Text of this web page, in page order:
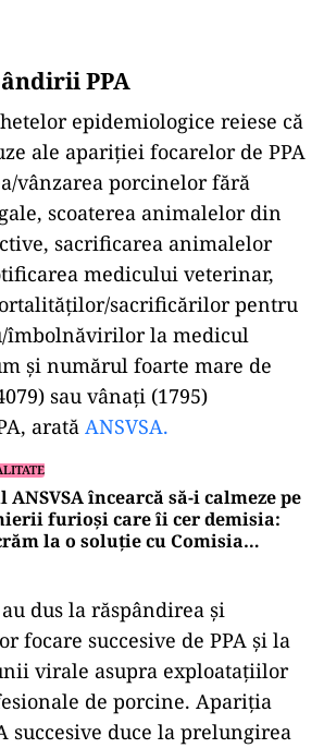
PPA
epidemiologice reiese că
ale apariţiei focarelor de PPA
vânzarea porcinelor fără
scoaterea animalelor din
sacrificarea animalelor
medicului veterinar,
sacrificărilor pentru
îmbolnăvirilor la medicul
și numărul foarte mare de
sau vânaţi (1795)
arată ANSVSA.
ANSVSA încearcă să-i calmeze pe
furioși care îi cer demisia:
la o soluție cu Comisia
dus la răspândirea şi
focare succesive de PPA şi la
virale asupra exploataţiilor
de porcine. Apariţia
succesive duce la prelungirea